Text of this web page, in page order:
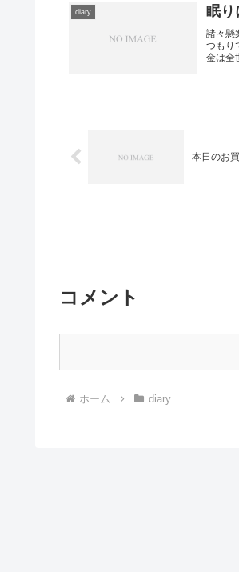
diary 眠り
諸々懸
つもり
金は全
本日のお
コメント
ホーム diary